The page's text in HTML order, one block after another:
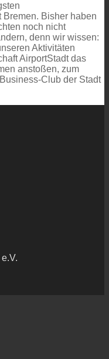
Bremen. Bisher haben
noch nicht
denn wir wissen:
Aktivitäten
AirportStadt das
anstoßen, zum
Club der Stadt